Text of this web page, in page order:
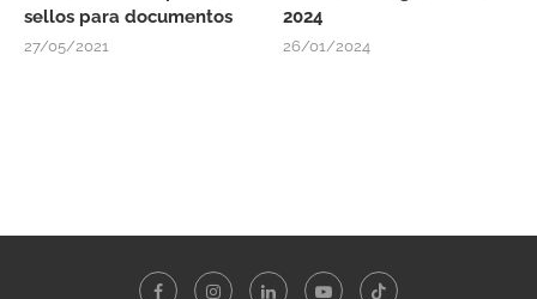
sellos para documentos
27/05/2021
2024
26/01/2024